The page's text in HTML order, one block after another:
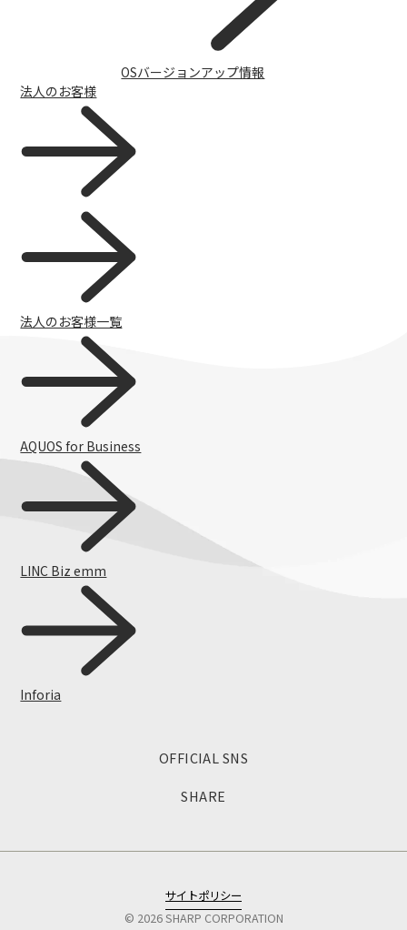
AQUOSをもっと知る
OFFICIAL SNS
SHARE
OSバージョンアップ情報
法人のお客様
法人のお客様一覧
AQUOS for Business
LINC Biz emm
Inforia
サイトポリシー
© 2026SHARP CORPORATION